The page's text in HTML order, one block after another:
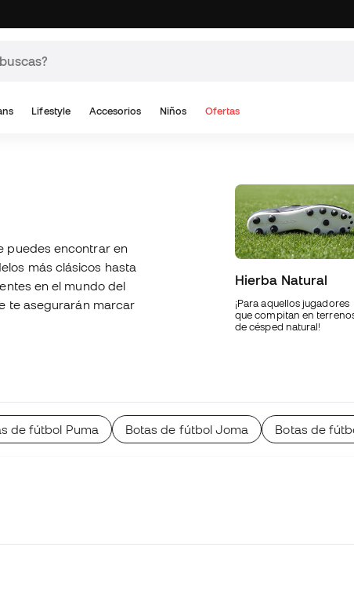
Lifestyle Accesorios Niños Ofertas
puedes encontrar en
más clásicos hasta
en el mundo del
te asegurarán marcar
Hierba Natural
¡Para aquellos jugadores
que compitan en
de césped natural!
de fútbol Puma Botas de fútbol Joma Botas de